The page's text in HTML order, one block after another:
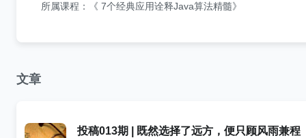
一门算法课程，同时也期待后面更精彩的课程。
所属课程：《 7个经典应用诠释Java算法精髓》
文章
投稿013期 | 既然选择了远方，便只顾风雨兼程